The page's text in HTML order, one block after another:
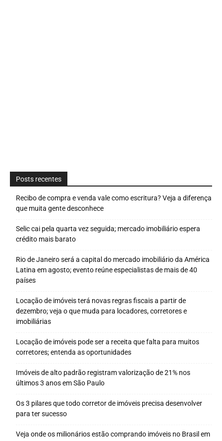
Posts recentes
Recibo de compra e venda vale como escritura? Veja a diferença
que muita gente desconhece
Selic cai pela quarta vez seguida; mercado imobiliário espera
crédito mais barato
Rio de Janeiro será a capital do mercado imobiliário da América
Latina em agosto; evento reúne especialistas de mais de 40
países
Locação de imóveis terá novas regras fiscais a partir de
dezembro; veja o que muda para locadores, corretores e
imobiliárias
Locação de imóveis pode ser a receita que falta para muitos
corretores; entenda as oportunidades
Imóveis de alto padrão registram valorização de 21% nos
últimos 3 anos em São Paulo
Os 3 pilares que todo corretor de imóveis precisa desenvolver
para ter sucesso
Veja onde os milionários estão comprando imóveis no Brasil em